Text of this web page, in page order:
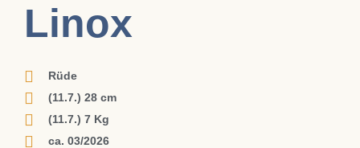
Linox
Rüde
(11.7.) 28 cm
(11.7.) 7 Kg
ca. 03/2026